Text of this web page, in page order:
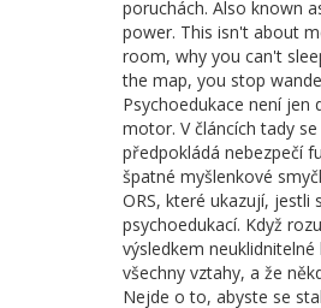
poruchách. Also known
power. This isn't about
room, why you can't
the map, you stop
Psychoedukace není
motor. V článcích tady
předpokládá nebezpečí
špatné myšlenkové
ORS, které ukazují, jestli
psychoedukací. Když
výsledkem
všechny vztahy, a že
Nejde o to, abyste se